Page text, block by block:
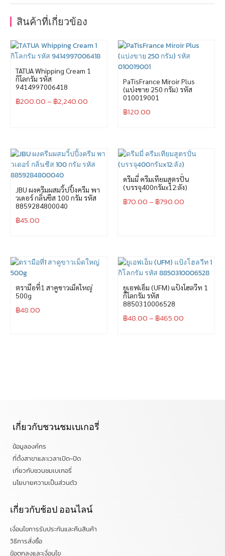
สินค้าที่เกี่ยวข้อง
TATUA Whipping Cream 1
กิโลกรัม รหัส
9414997006418
฿200.00– ฿2,240.00
PaTisFrance Miroir Plus
(แบ่งขาย 250 กรัม) รหัส
010019001
฿120.00
JBU ผงครีมผสมวิ้ปปิ้งครีม พา
วเดอร์ กลิ่นชีส 100 กรัม รหัส
8859284800040
฿45.00
ดรีมมี่ ครีมเทียมสูตรปั่น
(บรรจุ400กรัมx12:ลัง)
฿70.00– ฿790.00
ตรามือที่1 สาคูขาวเม็ดใหญ่
500g
฿48.00
ยูเอฟเอ็ม (UFM) แป้งโฮลวีท 1
กิโลกรัม รหัส
8850310006528
฿48.00– ฿465.00
เกี่ยวกับชวนชมเบเกอรี่
ข้อมูลองค์กร
ที่ตั้งสาขาและเวลาเปิด-ปิด
เกี่ยวกับชวนชมเบเกอรี่
นโยบายความเป็นส่วนตัว
เกี่ยวกับช้อป ออนไลน์
เงื่อนไขการรับประกันและคืนสินค้า
วิธีการสั่งซื้อ
ข้อตกลงและเงื่อนไข